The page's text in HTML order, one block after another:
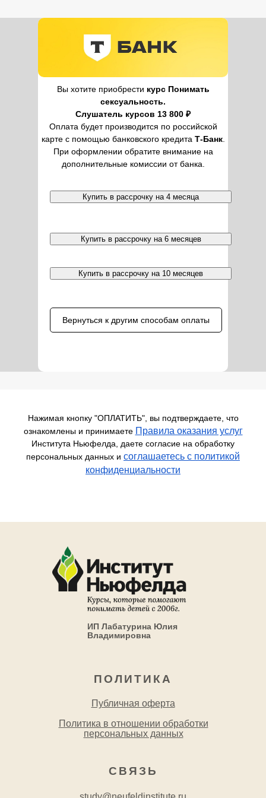
Вы хотите приобрести курс Понимать
сексуальность.
Слушатель курсов 13 800 ₽
Оплата будет производится по российской
карте с помощью банковского кредита Т-Банк.
При оформлении обратите внимание на
дополнительные комиссии от банка.
Вернуться к другим способам оплаты
Купить в рассрочку на 4 месяца
Купить в рассрочку на 6 месяцев
Купить в рассрочку на 10 месяцев
Нажимая кнопку "ОПЛАТИТЬ", вы подтверждаете, что
ознакомлены и принимаете Правила оказания услуг
Института Ньюфелда, даете согласие на обработку
персональных данных и соглашаетесь c политикой
конфиденциальности
СВЯЗЬ
ПОЛИТИКА
Публичная оферта
Политика в отношении обработки
персональных данных
ИП Лабатурина Юлия
Владимировна